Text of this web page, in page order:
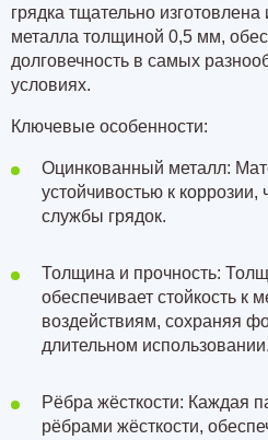
грядка тщательно изготовлена
металла толщиной 0,5 мм,
долговечность в самых
условиях.
Ключевые особенности:
Оцинкованный металл:
устойчивостью к коррозии,
службы грядок.
Толщина и прочность:
обеспечивает стойкость к
воздействиям, сохраняя
длительном использовании.
Рёбра жёсткости: Каждая
рёбрами жёсткости,